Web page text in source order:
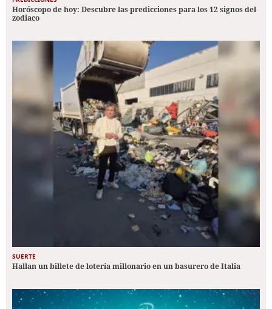
Horóscopo de hoy: Descubre las predicciones para los 12 signos del
zodiaco
SUERTE
Hallan un billete de lotería millonario en un basurero de Italia